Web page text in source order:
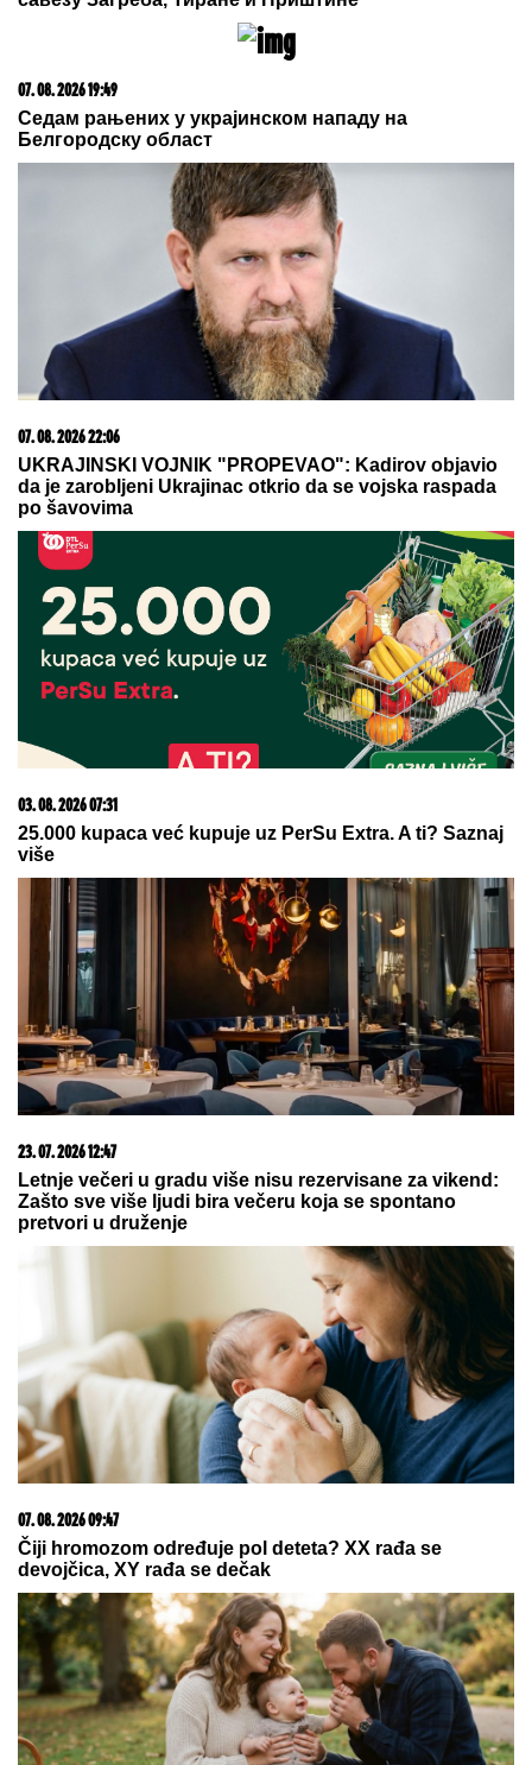
07. 08. 2026 19:49
Седам рањених у украјинском нападу на
Белгородску област
07. 08. 2026 22:06
UKRAJINSKI VOJNIK "PROPEVAO": Kadirov objavio
da je zarobljeni Ukrajinac otkrio da se vojska raspada
po šavovima
03. 08. 2026 07:31
25.000 kupaca već kupuje uz PerSu Extra. A ti? Saznaj
više
23. 07. 2026 12:47
Letnje večeri u gradu više nisu rezervisane za vikend:
Zašto sve više ljudi bira večeru koja se spontano
pretvori u druženje
07. 08. 2026 09:47
Čiji hromozom određuje pol deteta? XX rađa se
devojčica, XY rađa se dečak